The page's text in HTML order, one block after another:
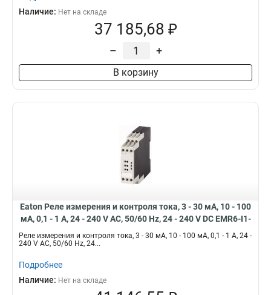
Наличие: Нет на складе
37 185,68 ₽
– +
В корзину
Eaton Реле измерения и контроля тока, 3 - 30 мА, 10 - 100
мА, 0,1 - 1 A, 24 - 240 V AC, 50/60 Hz, 24 - 240 V DC EMR6-I1-
A-1
Реле измерения и контроля тока, 3 - 30 мА, 10 - 100 мА, 0,1 - 1 A, 24 -
240 V AC, 50/60 Hz, 24...
Подробнее
Наличие: Нет на складе